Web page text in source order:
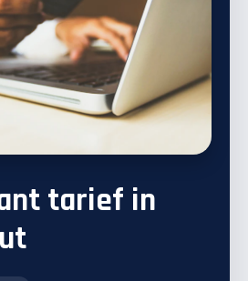
tarief in